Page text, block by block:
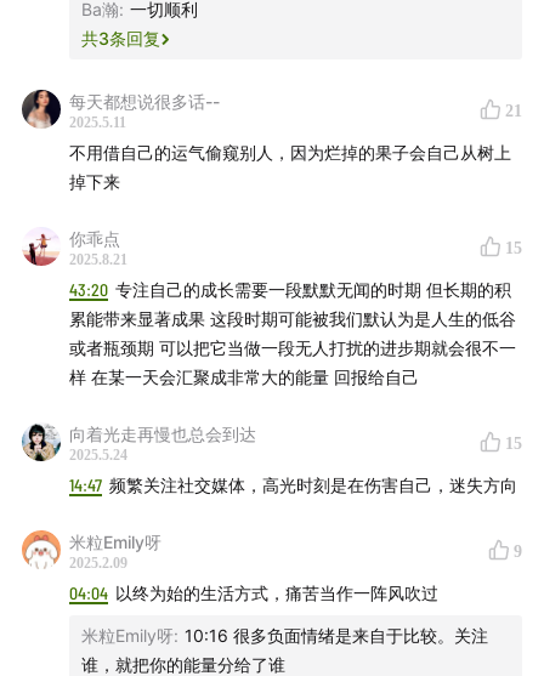
Ba瀚: 一切顺利
共3条回复
每天都想说很多话--
2025.5.11
21
不用借自己的运气偷窥别人，因为烂掉的果子会自己从树上
掉下来
你乖点
2025.8.21
15
43:20 专注自己的成长需要一段默默无闻的时期 但长期的积
累能带来显著成果 这段时期可能被我们默认为是人生的低谷
或者瓶颈期 可以把它当做一段无人打扰的进步期就会很不一
样 在某一天会汇聚成非常大的能量 回报给自己
向着光走再慢也总会到达
2025.5.24
15
14:47 频繁关注社交媒体，高光时刻是在伤害自己，迷失方向
米粒Emily呀
2025.2.09
9
04:04 以终为始的生活方式，痛苦当作一阵风吹过
米粒Emily呀: 10:16 很多负面情绪是来自于比较。关注
谁，就把你的能量分给了谁